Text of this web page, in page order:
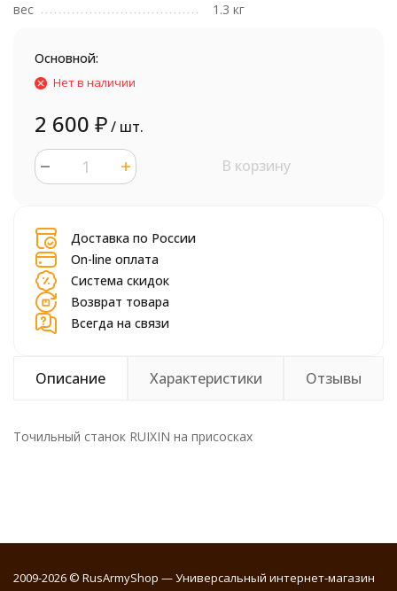
вес
1.3 кг
Основной:
Нет в наличии
2 600 ₽/ шт.
В корзину
Доставка по России
On-line оплата
Система скидок
Возврат товара
Всегда на связи
Описание Характеристики Отзывы
Точильный станок RUIXIN на присосках
2009-2026 © RusArmyShop — Универсальный интернет-магазин